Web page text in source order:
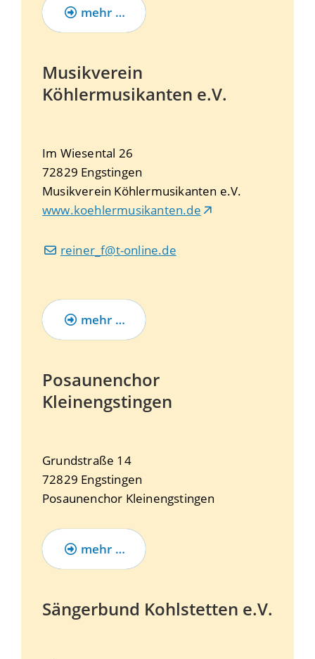
mehr …
Musikverein
Köhlermusikanten e.V.
Musikverein Köhlermusikanten e.V.
Im Wiesental 26
72829 Engstingen
www.koehlermusikanten.de
reiner_f@t-online.de
mehr …
Posaunenchor
Kleinengstingen
Posaunenchor Kleinengstingen
Grundstraße 14
72829 Engstingen
mehr …
Sängerbund Kohlstetten e.V.